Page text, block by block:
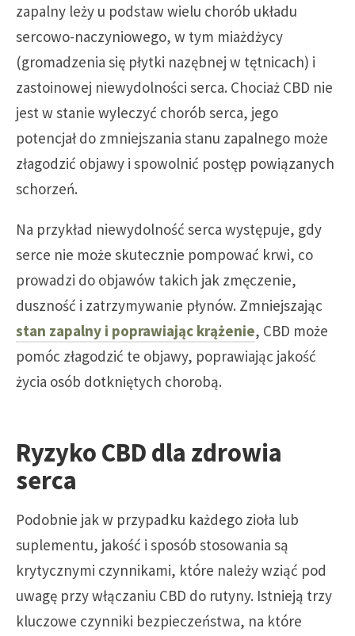
zapalny leży u podstaw wielu chorób układu
sercowo-naczyniowego, w tym miażdżycy
(gromadzenia się płytki nazębnej w tętnicach) i
zastoinowej niewydolności serca. Chociaż CBD nie
jest w stanie wyleczyć chorób serca, jego
potencjał do zmniejszania stanu zapalnego może
złagodzić objawy i spowolnić postęp powiązanych
schorzeń.
Na przykład niewydolność serca występuje, gdy
serce nie może skutecznie pompować krwi, co
prowadzi do objawów takich jak zmęczenie,
duszność i zatrzymywanie płynów. Zmniejszając
stan zapalny i poprawiając krążenie, CBD może
pomóc złagodzić te objawy, poprawiając jakość
życia osób dotkniętych chorobą.
Ryzyko CBD dla zdrowia
serca
Podobnie jak w przypadku każdego zioła lub
suplementu, jakość i sposób stosowania są
krytycznymi czynnikami, które należy wziąć pod
uwagę przy włączaniu CBD do rutyny. Istnieją trzy
kluczowe czynniki bezpieczeństwa, na które